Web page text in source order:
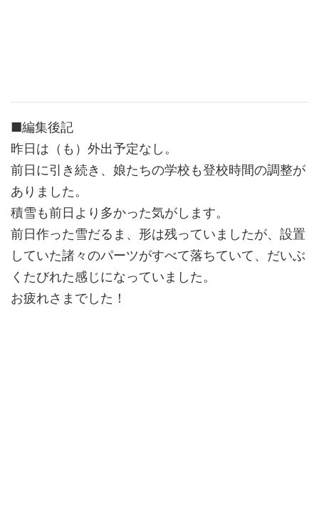
■編集後記
昨日は（も）外出予定なし。
前日に引き続き、娘たちの学校も登校時間の調整が
ありました。
積雪も前日より多かった気がします。
前日作った雪だるま、形は残っていましたが、設置
していた諸々のパーツがすべて落ちていて、だいぶ
くたびれた感じになっていました。
お疲れさまでした！